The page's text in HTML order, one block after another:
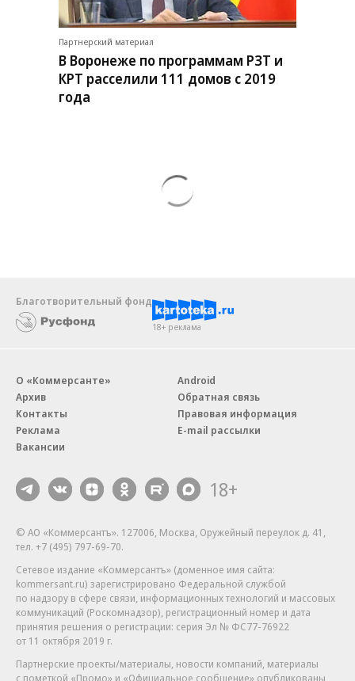
Партнерский материал
В Воронеже по программам РЗТ и
КРТ расселили 111 домов с 2019
года
Благотворительный фонд
18+ реклама
О «Коммерсанте»
Архив
Контакты
Реклама
Вакансии
Android
Обратная связь
Правовая информация
E-mail рассылки
18+
© АО «Коммерсантъ». 127006, Москва, Оружейный переулок д. 41,
тел. +7 (495) 797-69-70.
Сетевое издание «Коммерсантъ» (доменное имя сайта:
kommersant.ru) зарегистрировано Федеральной службой
по надзору в сфере связи, информационных технологий и массовых
коммуникаций (Роскомнадзор), регистрационный номер и дата
принятия решения о регистрации: серия Эл № ФС77-76922
от 11 октября 2019 г.
Партнерские проекты/материалы, новости компаний, материалы
с пометкой «Промо» и «Официальное сообщение» опубликованы